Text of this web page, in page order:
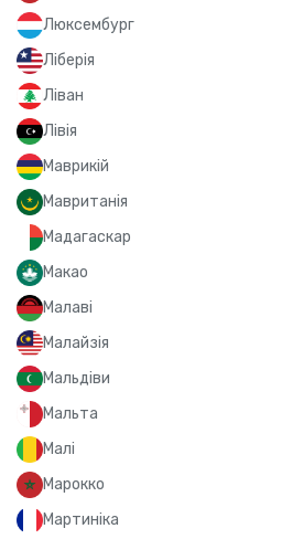
Люксембург
Ліберія
Ліван
Лівія
Маврикій
Мавританія
Мадагаскар
Макао
Малаві
Малайзія
Мальдіви
Мальта
Малі
Марокко
Мартиніка